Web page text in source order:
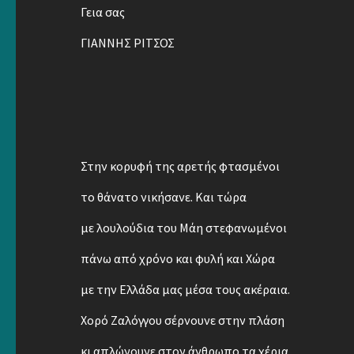
Γεια σας
ΓΙΑΝΝΗΣ ΡΙΤΣΟΣ
Στην κορυφή της αρετής φτασμένοι
το θάνατο νικήσανε. Και τώρα
με λουλούδια του Μάη στεφανωμένοι
πάνω από χρόνο και φυλή και Χώρα
με την Ελλάδα μας μέσα τους ακέραια.
Χορό Ζαλόγγου σέρνουνε στην πλάση
κι απλώνουνε στον άνθρωπο τα χέρια